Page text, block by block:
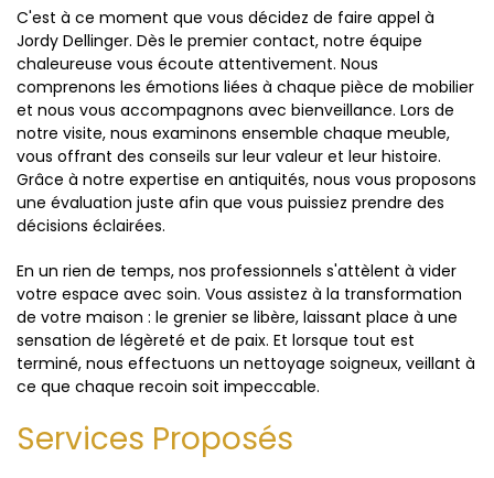
C'est à ce moment que vous décidez de faire appel à
Jordy Dellinger. Dès le premier contact, notre équipe
chaleureuse vous écoute attentivement. Nous
comprenons les émotions liées à chaque pièce de mobilier
et nous vous accompagnons avec bienveillance. Lors de
notre visite, nous examinons ensemble chaque meuble,
vous offrant des conseils sur leur valeur et leur histoire.
Grâce à notre expertise en antiquités, nous vous proposons
une évaluation juste afin que vous puissiez prendre des
décisions éclairées.
En un rien de temps, nos professionnels s'attèlent à vider
votre espace avec soin. Vous assistez à la transformation
de votre maison : le grenier se libère, laissant place à une
sensation de légèreté et de paix. Et lorsque tout est
terminé, nous effectuons un nettoyage soigneux, veillant à
ce que chaque recoin soit impeccable.
Services Proposés